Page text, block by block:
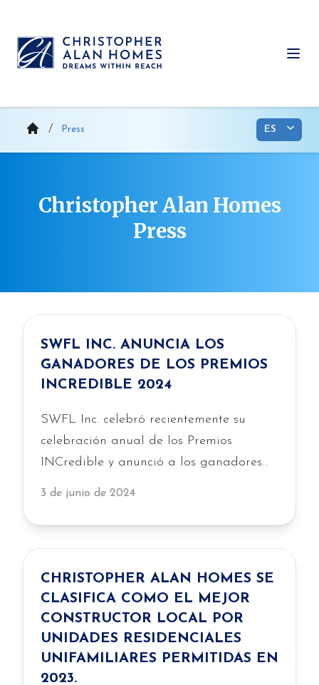
contenido
Press
Christopher Alan Homes
Press
SWFL INC. ANUNCIA LOS
GANADORES DE LOS PREMIOS
INCREDIBLE 2024
SWFL Inc. celebró recientemente su
celebración anual de los Premios
INCredible y anunció a los ganadores
de los premios de 2024. Los finalistas
docenas de solicitudes y nominaciones
en los condados de Lee, Collier y
Charlotte.
3 de junio de 2024
CHRISTOPHER ALAN HOMES SE
CLASIFICA COMO EL MEJOR
CONSTRUCTOR LOCAL POR
UNIDADES RESIDENCIALES
UNIFAMILIARES PERMITIDAS EN
2023.